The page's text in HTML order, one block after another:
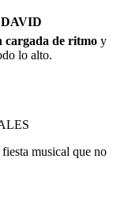
DAVID
cargada de ritmo y
lo alto.
musical que no